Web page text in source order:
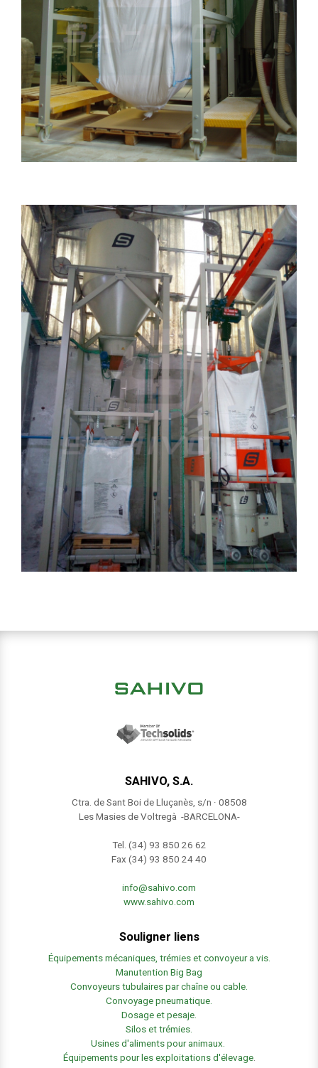
SAHIVO, S.A.
Ctra. de Sant Boi de Lluçanès, s/n · 08508
Les Masies de Voltregà -BARCELONA-
Tel. (34) 93 850 26 62
Fax (34) 93 850 24 40
info@sahivo.com
www.sahivo.com
Souligner liens
Équipements mécaniques, trémies et convoyeur a vis.
Manutention Big Bag
Convoyeurs tubulaires par chaîne ou cable.
Convoyage pneumatique.
Dosage et pesaje.
Silos et trémies.
Usines d'aliments pour animaux.
Équipements pour les exploitations d'élevage.